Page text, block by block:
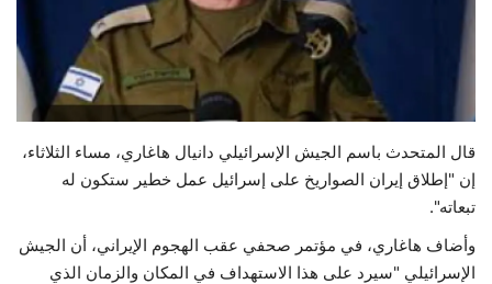
حياة
قال المتحدث باسم الجيش الإسرائيلي دانيال هاغاري، مساء الثلاثاء،
إن "إطلاق إيران الصواريخ على إسرائيل عمل خطير ستكون له
تبعاته".
وأضاف هاغاري، في مؤتمر صحفي عقب الهجوم الإيراني، أن الجيش
الإسرائيلي "سيرد على هذا الاستهداف في المكان والزمان الذي